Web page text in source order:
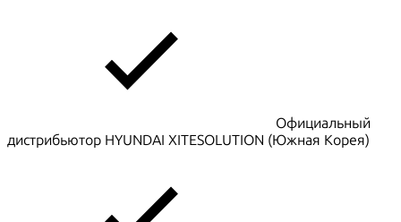
Официальный
дистрибьютор HYUNDAI XITESOLUTION (Южная Корея)